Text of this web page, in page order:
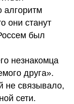
алгоритм
они станут
был
незнакомца
друга».
не связывало,
сети.